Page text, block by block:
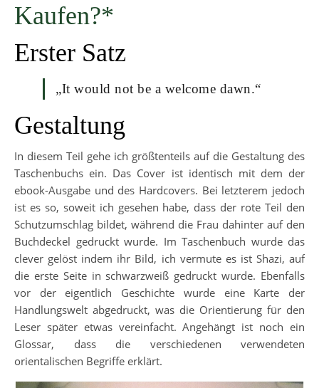
Kaufen?*
Erster Satz
„It would not be a welcome dawn.“
Gestaltung
In diesem Teil gehe ich größtenteils auf die Gestaltung des
Taschenbuchs ein. Das Cover ist identisch mit dem der
ebook-Ausgabe und des Hardcovers. Bei letzterem jedoch
ist es so, soweit ich gesehen habe, dass der rote Teil den
Schutzumschlag bildet, während die Frau dahinter auf den
Buchdeckel gedruckt wurde. Im Taschenbuch wurde das
clever gelöst indem ihr Bild, ich vermute es ist Shazi, auf
die erste Seite in schwarzweiß gedruckt wurde. Ebenfalls
vor der eigentlich Geschichte wurde eine Karte der
Handlungswelt abgedruckt, was die Orientierung für den
Leser später etwas vereinfacht. Angehängt ist noch ein
Glossar, dass die verschiedenen verwendeten
orientalischen Begriffe erklärt.